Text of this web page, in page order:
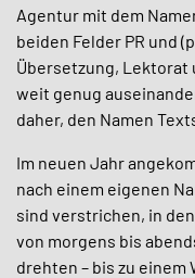
Agentur mit dem
beiden Felder PR und
Übersetzung,
weit genug
daher, den Namen
Im neuen Jahr
nach einem eigenen
sind verstrichen, in
von morgens bis
drehten – bis zu einem